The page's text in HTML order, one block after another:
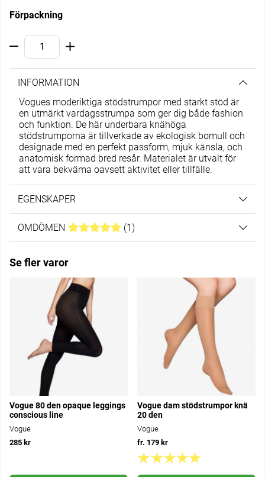
Förpackning
INFORMATION
Vogues moderiktiga stödstrumpor med starkt stöd är
en utmärkt vardagsstrumpa som ger dig både fashion
och funktion. De här underbara knähöga
stödstrumporna är tillverkade av ekologisk bomull och
designade med en perfekt passform, mjuk känsla, och
anatomisk formad bred resår. Materialet är utvalt för
att vara bekväma oavsett aktivitet eller tillfälle.
EGENSKAPER
OMDÖMEN MEDELBETYG 5 AV 5 ANTAL BETYG 1
(1)
Se fler varor
Vogue 80 den opaque leggings
conscious line
Vogue
285 kr
Vogue dam stödstrumpor knä
20 den
Vogue
fr. 179 kr